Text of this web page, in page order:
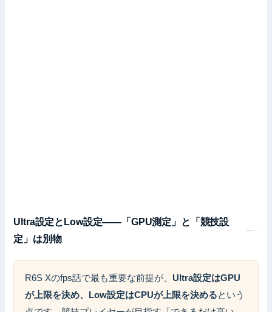
Ultra設定とLow設定——「GPU測定」と「競技設
定」は別物
R6S Xのfps話で最も重要な前提が、 Ultra設定はGPU
が上限を決め、Low設定はCPUが上限を決めるという